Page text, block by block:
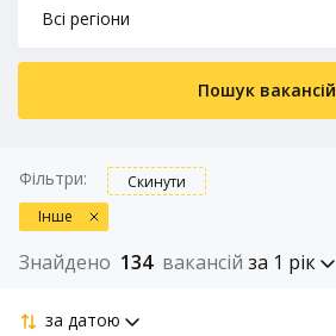
Всі регіони
Пошук вакансій
Фільтри:
Скинути
Інше
Знайдено 134 вакансій за 1 рік
за датою